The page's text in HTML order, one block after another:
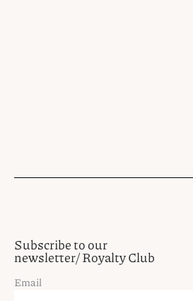
Subscribe to our
newsletter/ Royalty Club
Email